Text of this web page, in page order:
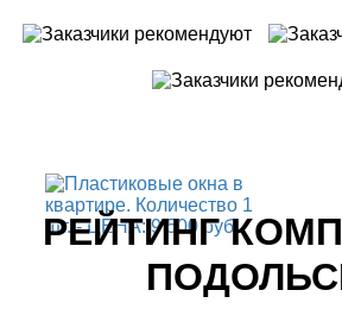
РЕЙТИНГ